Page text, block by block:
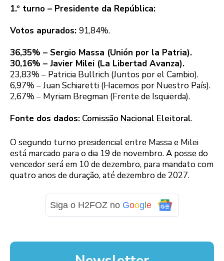
1.º turno – Presidente da República:
Votos apurados: 91,84%.
36,35% – Sergio Massa (Unión por la Patria).
30,16% – Javier Milei (La Libertad Avanza).
23,83% – Patricia Bullrich (Juntos por el Cambio).
6,97% – Juan Schiaretti (Hacemos por Nuestro País).
2,67% – Myriam Bregman (Frente de Isquierda).
Fonte dos dados: Comissão Nacional Eleitoral.
O segundo turno presidencial entre Massa e Milei
está marcado para o dia 19 de novembro. A posse do
vencedor será em 10 de dezembro, para mandato com
quatro anos de duração, até dezembro de 2027.
Siga o H2FOZ no Goog e